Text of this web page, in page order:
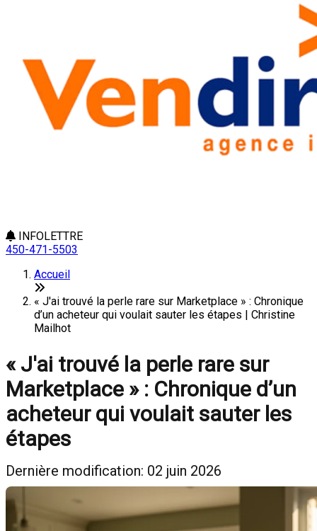
INFOLETTRE
450-471-5503
Accueil
« J'ai trouvé la perle rare sur Marketplace » : Chronique
d’un acheteur qui voulait sauter les étapes | Christine
Mailhot
« J'ai trouvé la perle rare sur
Marketplace » : Chronique d’un
acheteur qui voulait sauter les
étapes
Dernière modification: 02 juin 2026